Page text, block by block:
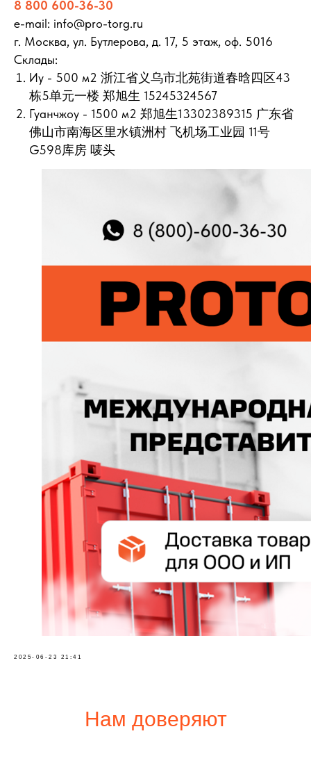
8 800 600-36-30
e-mail: info@pro-torg.ru
г. Москва, ул. Бутлерова, д. 17, 5 этаж, оф. 5016
Склады:
Иу - 500 м2 浙江省义乌市北苑街道春晗四区43
栋5单元一楼 郑旭生 15245324567
Гуанчжоу - 1500 м2 郑旭生13302389315 广东省
佛山市南海区里水镇洲村 飞机场工业园 11号
G598库房 唛头
2025-06-23 21:41
Нам доверяют